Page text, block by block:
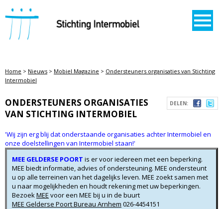
STICHTING INTERMOBIEL
Home > Nieuws > Mobiel Magazine > Ondersteuners organisaties van Stichting
Intermobiel
DELEN:
ONDERSTEUNERS ORGANISATIES
VAN STICHTING INTERMOBIEL
'Wij zijn erg blij dat onderstaande organisaties achter Intermobiel en
onze doelstellingen van Intermobiel staan!'
MEE GELDERSE POORT is er voor iedereen met een beperking.
MEE biedt informatie, advies of ondersteuning. MEE ondersteunt
u op alle terreinen van het dagelijks leven. MEE zoekt samen met
u naar mogelijkheden en houdt rekening met uw beperkingen.
BezoekMEE voor een MEE bij u in de buurt
MEE Gelderse Poort Bureau Arnhem 026-4454151